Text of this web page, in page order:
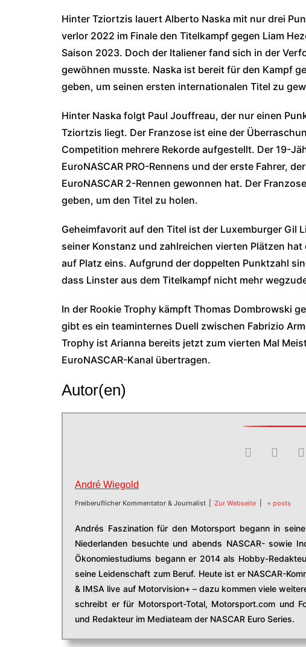
Hinter Tziortzis lauert Alberto Naska mit nur drei
verlor 2022 im Finale den Titelkampf gegen Liam
Saison 2023. Doch der Italiener fand sich in der
gewöhnen musste. Naska ist bereit für den Kampf
geben, um seinen ersten internationalen Titel zu
Hinter Naska folgt Paul Jouffreau, der nur einen
Tziortzis liegt. Der Franzose ist eine der
Competition mehrere Rekorde aufgestellt. Der 19-
EuroNASCAR PRO-Rennens und der erste Fahrer,
EuroNASCAR 2-Rennen gewonnen hat. Der
geben, um den Titel zu holen.
Geheimfavorit auf den Titel ist der Luxemburger Gil
seiner Konstanz und zahlreichen vierten Plätzen
auf Platz eins. Aufgrund der doppelten Punktzahl
dass Linster aus dem Titelkampf nicht mehr
In der Rookie Trophy kämpft Thomas Dombrowski
gibt es ein teaminternes Duell zwischen Fabrizio
Trophy ist Arianna bereits jetzt zum vierten Mal
EuroNASCAR-Kanal übertragen.
Autor(en)
André Wiegold
Freiberuflicher Kommentator & Journalist Zur Webseite + posts
Andrés Faszination für den Motorsport begann in
Niederlanden besuchte und abends NASCAR- sowie
Ökonomiestudiums begann er 2014 als Hobby-
seine Leidenschaft zum Beruf. Heute ist er NASCAR-
& IMSA live auf Motorvision+ – dazu kommen viele
schreibt er für Motorsport-Total, Motorsport.com und
und Redakteur im Mediateam der NASCAR Euro Series.